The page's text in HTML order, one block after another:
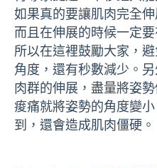
如果真的要讓肌肉完全
而且在伸展的時候一定
所以在這裡鼓勵大家，
角度，還有秒數減少。
肉群的伸展，盡量將姿
痠痛就將姿勢的角度變
到，還會造成肌肉僵硬。